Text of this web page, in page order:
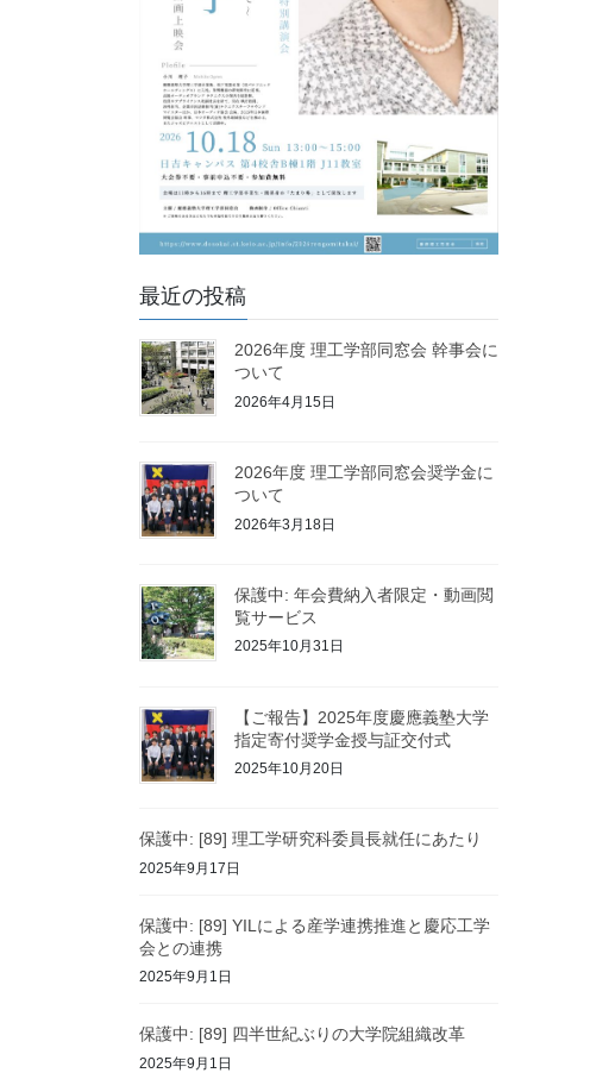
最近の投稿
2026年度 理工学部同窓会 幹事会に
ついて
2026年4月15日
2026年度 理工学部同窓会奨学金に
ついて
2026年3月18日
保護中: 年会費納入者限定・動画閲
覧サービス
2025年10月31日
【ご報告】2025年度慶應義塾大学
指定寄付奨学金授与証交付式
2025年10月20日
保護中: [89] 理工学研究科委員長就任にあたり
2025年9月17日
保護中: [89] YILによる産学連携推進と慶応工学
会との連携
2025年9月1日
保護中: [89] 四半世紀ぶりの大学院組織改革
2025年9月1日